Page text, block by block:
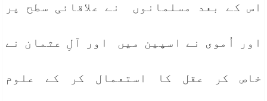
اس کے بعد مسلمانوں نے علاقائی سطح پر
اور اُموی نے اسپین میں اور آلِ عثمان نے
خاص کر عقل کا استعمال کر کے علوم